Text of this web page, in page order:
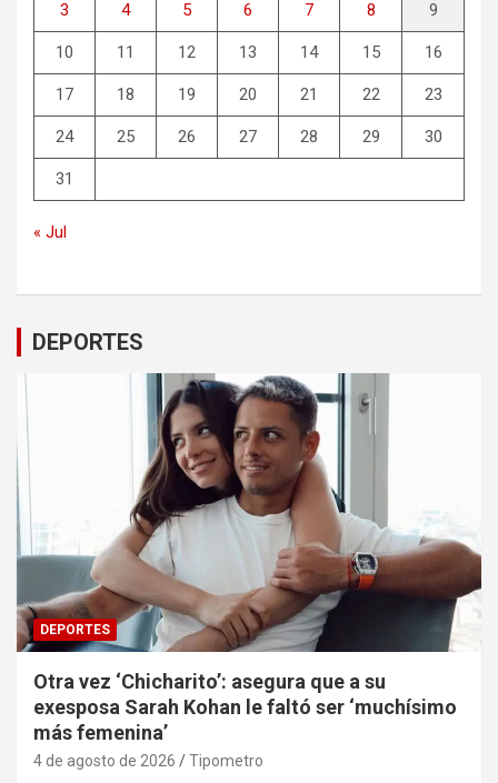
3 4 5 6 7 8 9
10 11 12 13 14 15 16
17 18 19 20 21 22 23
24 25 26 27 28 29 30
31
« Jul
DEPORTES
DEPORTES
Otra vez ‘Chicharito’: asegura que a su
exesposa Sarah Kohan le faltó ser ‘muchísimo
más femenina’
4 de agosto de 2026 Tipometro